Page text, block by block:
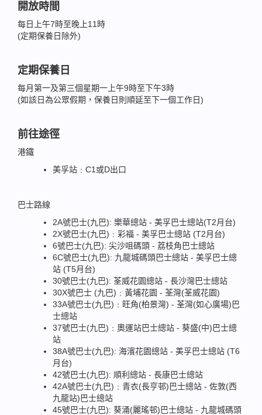
開放時間
每日上午7時至晚上11時
(定期保養日除外)
定期保養日
每月第一及第三個星期一上午9時至下午3時
(如該日為公眾假期，保養日則順延至下一個工作日)
前往途徑
港鐵
美孚站﹕C1或D出口
巴士路線
2A號巴士(九巴): 樂華總站 - 美孚巴士總站(T2月台)
2X號巴士(九巴)﹕彩福 - 美孚巴士總站 (T2月台)
6號巴士(九巴): 尖沙咀碼頭 - 荔枝角巴士總站
6C號巴士(九巴): 九龍城碼頭巴士總站 - 美孚巴士總
站 (T5月台)
30號巴士(九巴): 荃威花園總站 - 長沙灣巴士總站
30X號巴士 (九巴)﹕黃埔花園 - 荃灣(荃威花園)
33A號巴士(九巴)﹕旺角(柏景灣) - 荃灣(如心廣場)巴
士總站
37號巴士(九巴)﹕奧運站巴士總站 - 葵盛(中)巴士總
站
38A號巴士(九巴): 海濱花園總站 - 美孚巴士總站 (T6
月台)
42號巴士(九巴): 順利總站 - 長康巴士總站
42A號巴士(九巴)﹕青衣(長亨邨)巴士總站 - 佐敦(西
九龍站)巴士總站
45號巴士(九巴): 葵涌(麗瑤邨)巴士總站 - 九龍城碼頭